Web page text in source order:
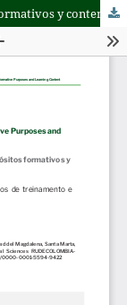
Configuraciones del currículo: propósitos formativos y contenidos de aprendizaje